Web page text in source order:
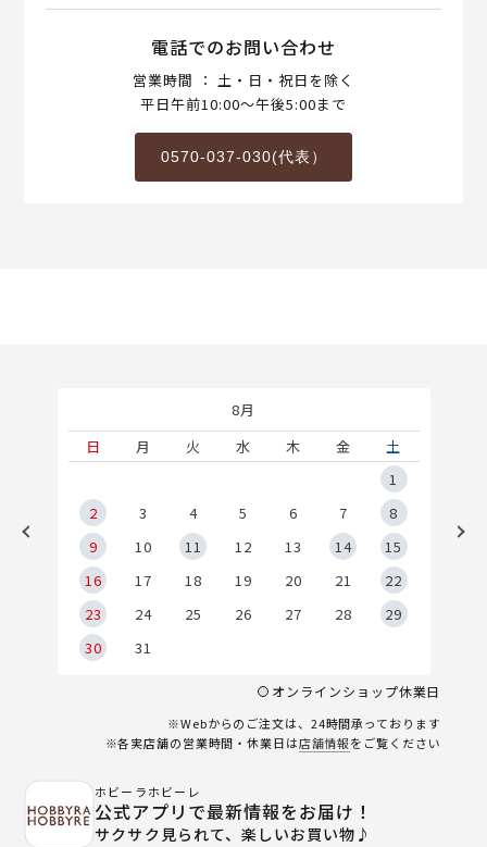
電話でのお問い合わせ
営業時間 ： 土・日・祝日を除く
平日午前10:00～午後5:00まで
0570-037-030(代表）
8月
日
月 火 水 木 金
土
1
2
3 4 5 6 7
8
9
10 11 12 13 14
15
16
17 18 19 20 21
22
23
24 25 26 27 28
29
30
31
オンラインショップ休業日
※Webからのご注文は、24時間承っております
※各実店舗の営業時間・休業日は店舗情報をご覧ください
ホビーラホビーレ
公式アプリで最新情報をお届け！
サクサク見られて、楽しいお買い物♪